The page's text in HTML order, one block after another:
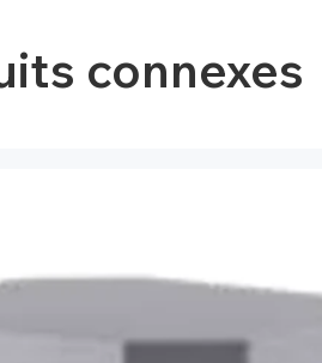
connexes